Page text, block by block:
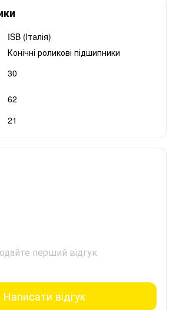
ISB (Італія)
Конічні роликові підшипники
30
62
21
перший відгук
Написати відгук